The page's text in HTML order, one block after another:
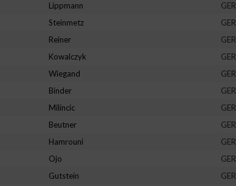
Lippmann GER
Steinmetz GER
Reiner GER
Kowalczyk GER
Wiegand GER
Binder GER
Milincic GER
Beutner GER
Hamrouni GER
Ojo GER
Gutstein GER